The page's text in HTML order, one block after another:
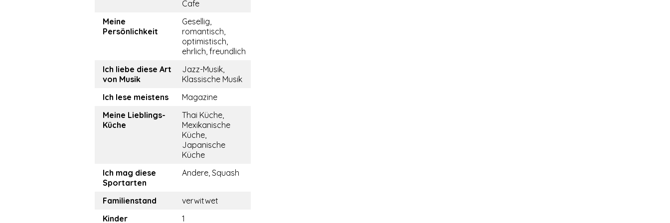
Cafe
Meine
Persönlichkeit
Gesellig,
romantisch,
optimistisch,
ehrlich, freundlich
Ich liebe diese Art
von Musik
Jazz-Musik,
Klassische Musik
Ich lese meistens
Magazine
Meine Lieblings-
Küche
Thai Küche,
Mexikanische
Küche,
Japanische
Küche
Ich mag diese
Sportarten
Andere, Squash
Familienstand
verwitwet
Kinder
1